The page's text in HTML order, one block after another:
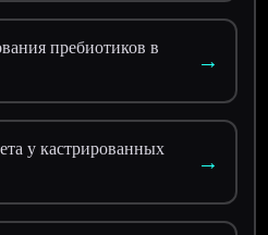
пребиотиков в
→
у кастрированных
→